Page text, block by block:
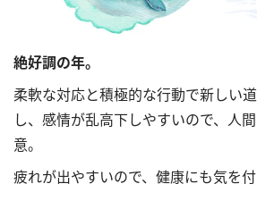
絶好調の年。
柔軟な対応と積極的な行動で新しい
し、感情が乱高下しやすいので、人
意。
疲れが出やすいので、健康にも気を付